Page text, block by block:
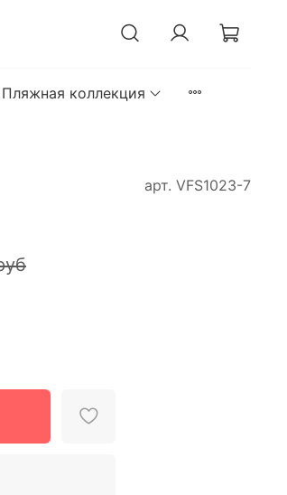
Пляжная коллекция
арт. VFS1023-7